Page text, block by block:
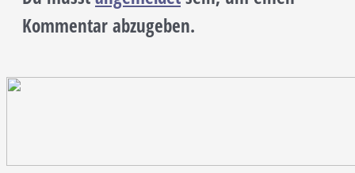
Kommentar abzugeben.